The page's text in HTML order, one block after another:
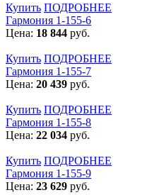
Купить ПОДРОБНЕЕ
Гармония 1-155-6
Цена: 18 844 руб.
Купить ПОДРОБНЕЕ
Гармония 1-155-7
Цена: 20 439 руб.
Купить ПОДРОБНЕЕ
Гармония 1-155-8
Цена: 22 034 руб.
Купить ПОДРОБНЕЕ
Гармония 1-155-9
Цена: 23 629 руб.